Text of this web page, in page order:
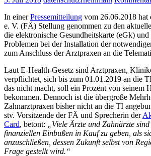
In einerPressemitteilung vom 26.06.2018 hat
e. V. (FÄ) Stellung genommen zu den
die elektronische Gesundheitskarte (eGk) und
Problemen bei der Installation der
zum Anschluss der Arztpraxen an die
Laut E-Health-Gesetz sind Arztpraxen,
verpflichtet, sich bis zum 01.01.2019 an die
das nicht macht, soll ein Prozent von seinem
bekommen. Dennoch ist die übergroße
Zahnarztpraxen bisher nicht an die TI
stv. Vorsitzende der FÄ und Sprecherin der
Card, betont:
„Viele Ärzte und Zahnärzte
finanziellen Einbußen in Kauf zu geben, als
anzuschließen, dessen Zukunft selbst von
Frage gestellt wird.“